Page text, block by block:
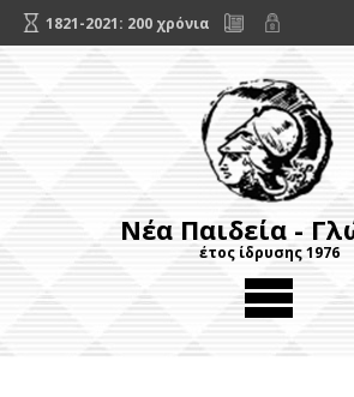
1821-2021: 200 χρόνια
Νέα Παιδεία -
έτος ίδρυσης 1976